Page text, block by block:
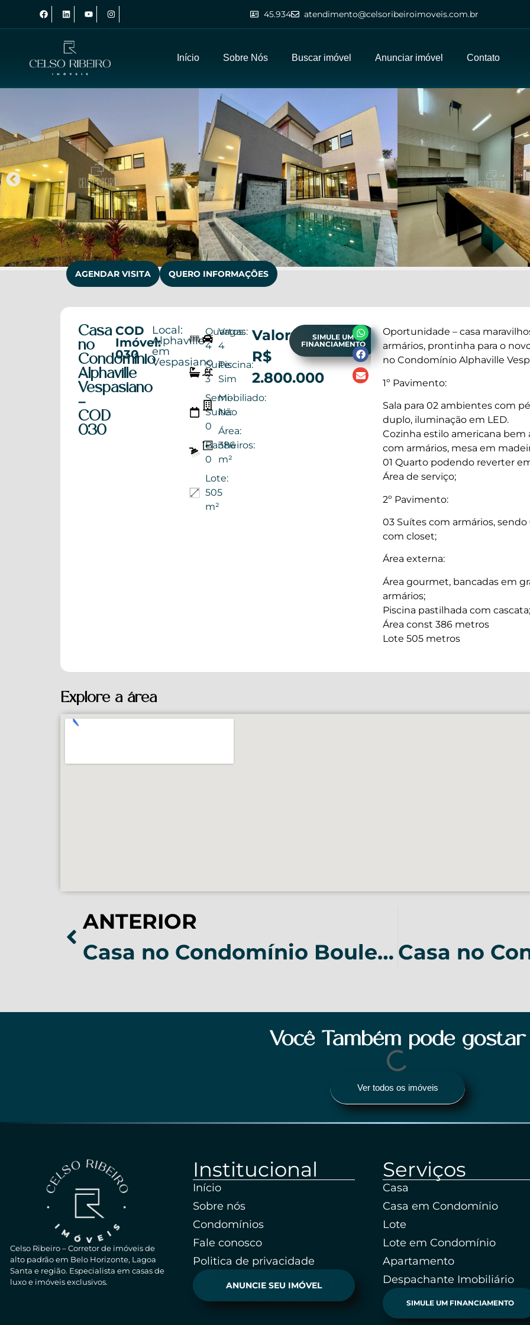
45.934 atendimento@celsoribeiroimoveis.com.br
Início Sobre Nós Buscar imóvel Anunciar imóvel Contato
AGENDAR VISITA QUERO INFORMAÇÕES
Casa
no
Condomínio
Alphaville
Vespasiano
–
COD
030
COD
Imóvel:
030
Local:
Alphaville
em
Vespasiano
Quartos:
4
Suite:
3
Semi-
Suíte:
0
Banheiros:
0
Lote:
505
m²
Vagas:
4
Piscina:
Sim
Mobiliado:
Não
Área:
386
m²
Valor:
R$
2.800.000
SIMULE UM
FINANCIAMENTO
Compartilhe
Oportunidade – casa
armários, prontinha para o
no Condomínio Alphaville
1º Pavimento:
Sala para 02 ambientes com
duplo, iluminação em LED.
Cozinha estilo americana bem
com armários, mesa em
01 Quarto podendo reverter
Área de serviço;
2º Pavimento:
03 Suítes com armários, sendo
com closet;
Área externa:
Área gourmet, bancadas em
armários;
Piscina pastilhada com cascata;
Área const 386 metros
Lote 505 metros
Explore a área
ANTERIOR
Casa no Condomínio Boulevard em Lagoa Santa – COD 027
Você Também pode gostar
Ver todos os imóveis
Celso Ribeiro – Corretor de imóveis de
alto padrão em Belo Horizonte, Lagoa
Santa e região. Especialista em casas de
luxo e imóveis exclusivos.
Institucional
Início
Sobre nós
Condomínios
Fale conosco
Politica de privacidade
ANUNCIE SEU IMÓVEL
Serviços
Casa
Casa em Condomínio
Lote
Lote em Condomínio
Apartamento
Despachante Imobiliário
SIMULE UM FINANCIAMENTO